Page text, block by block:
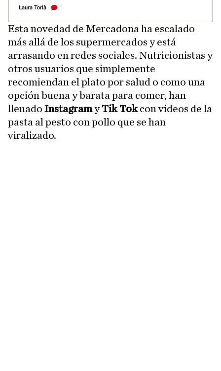
Laura Torlà
Esta novedad de Mercadona ha escalado
más allá de los supermercados y está
arrasando en redes sociales. Nutricionistas y
otros usuarios que simplemente
recomiendan el plato por salud o como una
opción buena y barata para comer, han
llenado InstagramyTik Tokcon vídeos de la
pasta al pesto con pollo que se han
viralizado.